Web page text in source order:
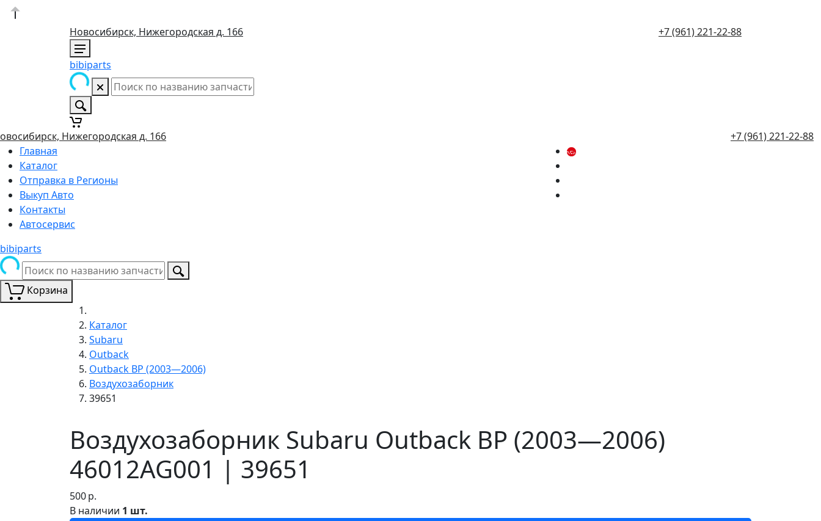
Новосибирск, Нижегородская д. 166 +7 (961) 221-22-88
bibiparts
Нижегородская д. 166
+7 (961) 221-22-88
Главная
Каталог
Отправка в Регионы
Выкуп Авто
Контакты
Автосервис
bibiparts
Корзина
Каталог
Subaru
Outback
Outback BP (2003—2006)
Воздухозаборник
39651
Воздухозаборник Subaru Outback BP (2003—2006)
46012AG001 | 39651
500р.
В наличии 1 шт.